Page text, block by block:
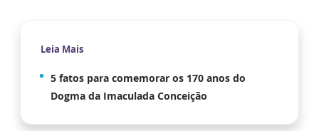
Leia Mais
5 fatos para comemorar os 170 anos do
Dogma da Imaculada Conceição